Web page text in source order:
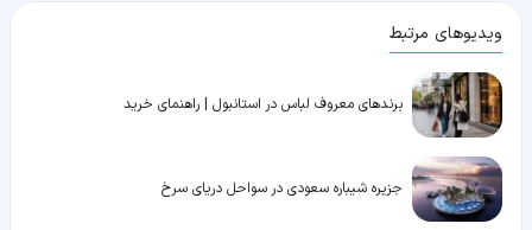
ویدیوهای مرتبط
برندهای معروف لباس در استانبول | راهنمای خرید
جزیره شیباره سعودی در سواحل دریای سرخ